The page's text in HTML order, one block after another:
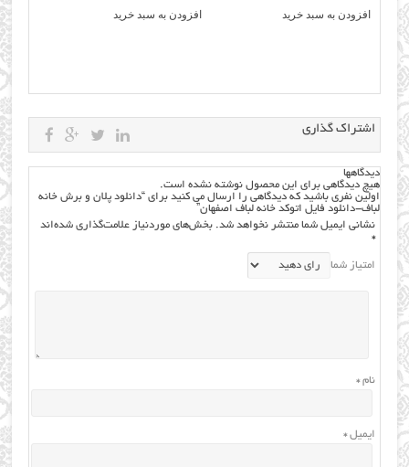
افزودن به سبد خرید افزودن به سبد خرید
اشتراک گذاری
دیدگاهها
هیچ دیدگاهی برای این محصول نوشته نشده است.
اولین نفری باشید که دیدگاهی را ارسال می کنید برای “دانلود پلان و برش خانه
لباف-دانلود فایل اتوکد خانه لباف اصفهان”
نشانی ایمیل شما منتشر نخواهد شد. بخش‌های موردنیاز علامت‌گذاری شده‌اند
*
امتیاز شما
نام*
ایمیل*